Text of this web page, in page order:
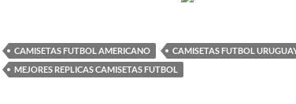
CAMISETAS FUTBOL AMERICANO
CAMISETAS FUTBOL
MEJORES REPLICAS CAMISETAS FUTBOL